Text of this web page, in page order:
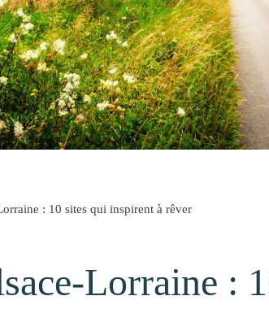
: 10 sites qui inspirent à rêver
Lorraine :